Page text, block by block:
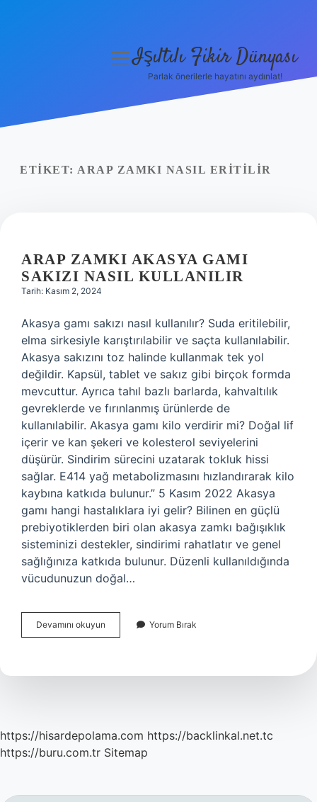
Yasal Uyarı
menüyüIşıltılı Fikir Dünyası
Parlak önerilerle hayatını aydınlat!
ETIKET: ARAP ZAMKI NASIL ERITILIR
ARAP ZAMKI AKASYA GAMI
SAKIZI NASIL KULLANILIR
Tarih: Kasım 2, 2024
Akasya gamı sakızı nasıl kullanılır? Suda eritilebilir,
elma sirkesiyle karıştırılabilir ve saçta kullanılabilir.
Akasya sakızını toz halinde kullanmak tek yol
değildir. Kapsül, tablet ve sakız gibi birçok formda
mevcuttur. Ayrıca tahıl bazlı barlarda, kahvaltılık
gevreklerde ve fırınlanmış ürünlerde de
kullanılabilir. Akasya gamı kilo verdirir mi? Doğal lif
içerir ve kan şekeri ve kolesterol seviyelerini
düşürür. Sindirim sürecini uzatarak tokluk hissi
sağlar. E414 yağ metabolizmasını hızlandırarak kilo
kaybına katkıda bulunur.” 5 Kasım 2022 Akasya
gamı hangi hastalıklara iyi gelir? Bilinen en güçlü
prebiyotiklerden biri olan akasya zamkı bağışıklık
sisteminizi destekler, sindirimi rahatlatır ve genel
sağlığınıza katkıda bulunur. Düzenli kullanıldığında
vücudunuzun doğal…
Devamını okuyun
Zamkı
Sakızı
Yorum Bırak
https://hisardepolama.com https://backlinkal.net.tc
https://buru.com.tr Sitemap